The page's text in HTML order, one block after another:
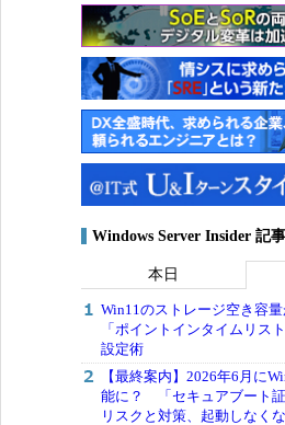
Windows Server Insider 記
本日
Win11のストレージ空き容
「ポイントインタイムリス
設定術
【最終案内】2026年6月に
能に？ 「セキュアブート
リスクと対策、起動しなく